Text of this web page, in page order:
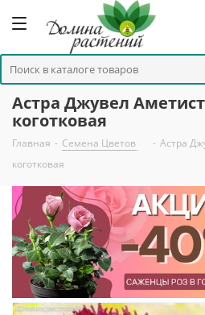
Астра Джувел
коготковая
Главная - Семена Цветов - Астра
коготковая